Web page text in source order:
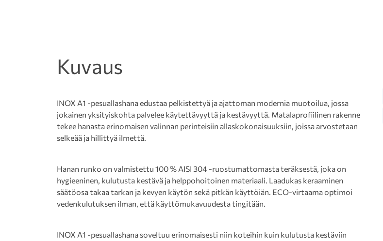
Kuvaus
INOX A1 -pesuallashana edustaa pelkistettyä ja ajattoman modernia muotoilua, jossa
jokainen yksityiskohta palvelee käytettävyyttä ja kestävyyttä. Matalaprofiilinen rakenne
tekee hanasta erinomaisen valinnan perinteisiin allaskokonaisuuksiin, joissa arvostetaan
selkeää ja hillittyä ilmettä.
Hanan runko on valmistettu 100 % AISI 304 -ruostumattomasta teräksestä, joka on
hygieeninen, kulutusta kestävä ja helppohoitoinen materiaali. Laadukas keraaminen
säätöosa takaa tarkan ja kevyen käytön sekä pitkän käyttöiän. ECO-virtaama optimoi
vedenkulutuksen ilman, että käyttömukavuudesta tingitään.
INOX A1 -pesuallashana soveltuu erinomaisesti niin koteihin kuin kulutusta kestäviin